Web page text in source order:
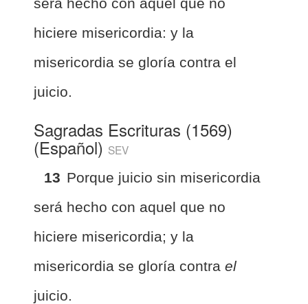
hiciere misericordia: y la
misericordia se gloría contra el
juicio.
Sagradas Escrituras (1569)
(Español) SEV
13 Porque juicio sin misericordia
será hecho con aquel que no
hiciere misericordia; y la
misericordia se gloría contra el
juicio.